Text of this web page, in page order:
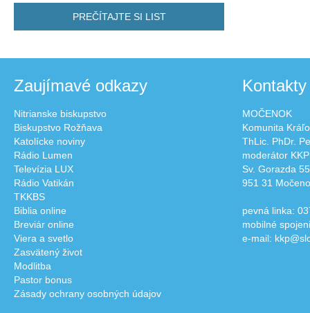
PREČÍTAJTE SI LIST
Zaujímavé odkazy
Nitrianske biskupstvo
Biskupstvo Rožňava
Katolícke noviny
Rádio Lumen
Televízia LUX
Rádio Vatikán
TKKBS
Biblia online
Breviár online
Viera a svetlo
Zasvätený život
Modlitba
Pastor bonus
Zásady ochrany osobných údajov
Kontakty
MOČENOK
Komunita
ThLic. PhDr.
moderátor KKP
Sv. Gorazda
951 31
pevná linka:
mobilné
e-mail: